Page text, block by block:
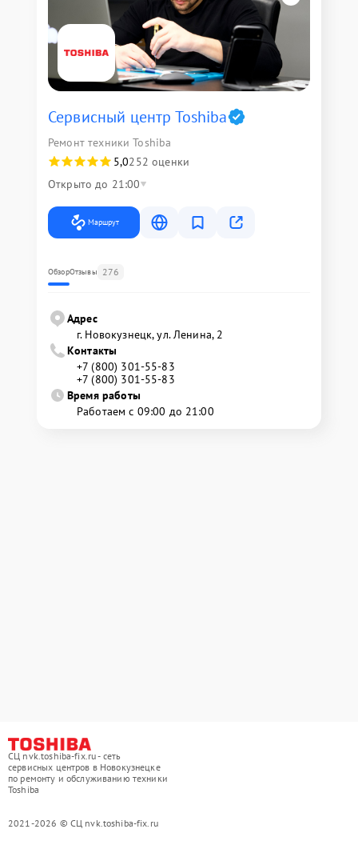
Сервисный центр Toshiba
Ремонт техники Toshiba
5,0252 оценки
Открыто до 21:00
Маршрут
ОбзорОтзывы 276
Адрес
г. Новокузнецк, ул. Ленина, 2
Контакты
+7 (800) 301-55-83
+7 (800) 301-55-83
Время работы
Работаем с 09:00 до 21:00
СЦ nvk.toshiba-fix.ru - сеть
сервисных центров в Новокузнецке
по ремонту и обслуживанию техники
Toshiba
2021-2026 © СЦ nvk.toshiba-fix.ru